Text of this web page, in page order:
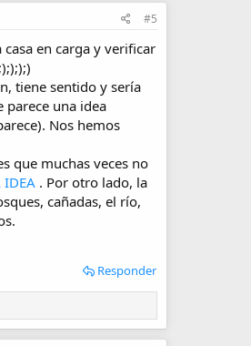
#5
en carga y verificar
tiene sentido y sería
parece una idea
Nos hemos
que muchas veces no
. Por otro lado, la
cañadas, el río,
Responder